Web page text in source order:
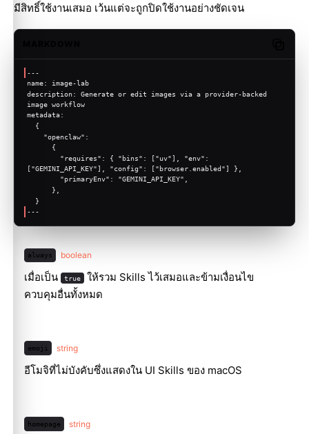
มีสิทธิ์ใช้งานเสมอ เว้นแต่จะถูกปิดใช้งานอย่างชัดเจน
---
name: image-lab
description: Generate or edit images via a provider-backed
image workflow
metadata:
  {
    "openclaw":
      {
["GEMINI_API_KEY"], "config": ["browser.enabled"] },
        "primaryEnv": "GEMINI_API_KEY",
      },
  }
---
always boolean
เมื่อเป็น true ให้รวม Skills ไว้เสมอและข้ามเงื่อนไข
ควบคุมอื่นทั้งหมด
emoji string
อีโมจิที่ไม่บังคับซึ่งแสดงใน UI Skills ของ macOS
homepage string